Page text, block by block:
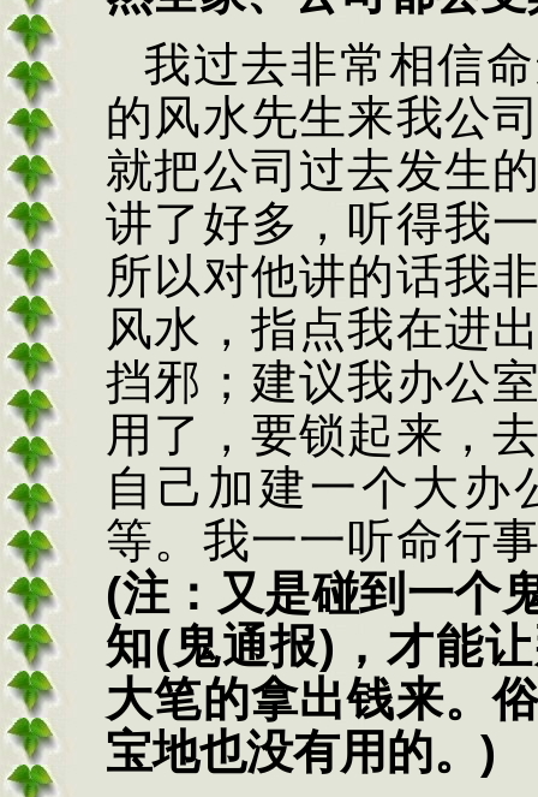
我过去非常相信
的风水先生来我公
就把公司过去发生
讲了好多，听得我
所以对他讲的话我
风水，指点我在进
挡邪；建议我办公
用了，要锁起来，
自己加建一个大办
等。我一一听命行
(注：又是碰到一个
知(鬼通报) ，才能
大笔的拿出钱来。
宝地也没有用的。 )